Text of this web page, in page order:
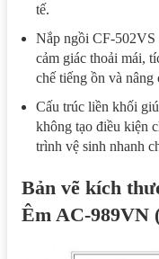
tế.
Nắp ngồi CF-502VS
cảm giác thoải mái,
chế tiếng ồn và
Cấu trúc liền khối
không tạo điều kiện
trình vệ sinh nhanh
Bản vẽ kích
Êm AC-989VN